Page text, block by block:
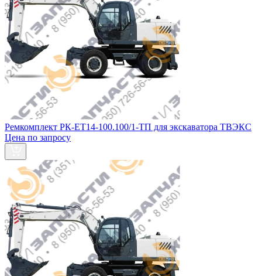
Ремкомплект РК-ЕТ14-100.100/1-ТП для экскаватора ТВЭКС
Цена по запросу